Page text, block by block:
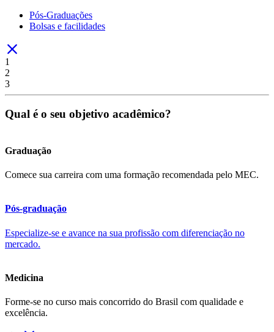
Pós-Graduações
Bolsas e facilidades
1
2
3
Qual é o seu objetivo acadêmico?
Graduação
Comece sua carreira com uma formação recomendada pelo MEC.
Pós-graduação
Especialize-se e avance na sua profissão com diferenciação no
mercado.
Medicina
Forme-se no curso mais concorrido do Brasil com qualidade e
excelência.